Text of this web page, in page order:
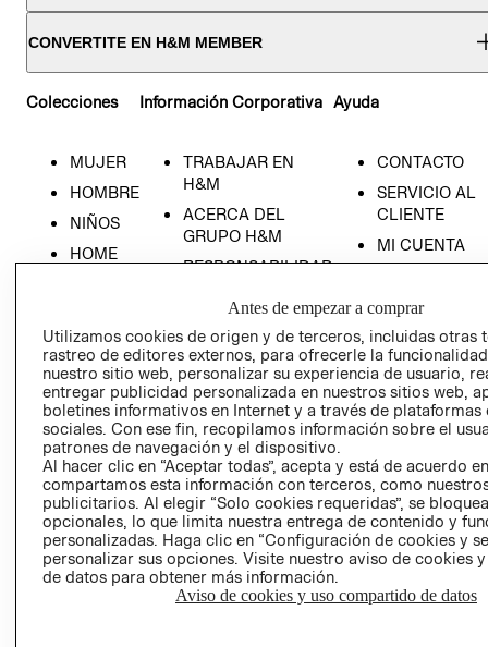
CONVERTITE EN H&M MEMBER
Colecciones
MUJER
HOMBRE
NIÑOS
HOME
Información Corporativa
TRABAJAR EN
H&M
ACERCA DEL
GRUPO H&M
RESPONSABILIDAD
PRENSA
RELACIÓN CON
INVERSIONISTAS
POLÍTICA
EMPRESARIAL
Ayuda
CONTACTO
SERVICIO AL
CLIENTE
MI CUENTA
- RETIRO EN
TIENDA
TÉRMINOS Y
CONDICIONES
PRIVACIDAD
GIFT CARD
AVISO DE
COOKIES
Antes de empezar a comprar
Utilizamos cookies de origen y de terceros, incluidas otras
rastreo de editores externos, para ofrecerle la
nuestro sitio web, personalizar su experiencia de usuario,
entregar publicidad personalizada en nuestros sitios web,
boletines informativos en Internet y a través de plataformas
sociales. Con ese fin, recopilamos información sobre el
patrones de navegación y el dispositivo.
Al hacer clic en “Aceptar todas”, acepta y está de acuerdo
compartamos esta información con terceros, como
publicitarios. Al elegir “Solo cookies requeridas”, se
opcionales, lo que limita nuestra entrega de contenido y
personalizadas. Haga clic en “Configuración de cookies y
personalizar sus opciones. Visite nuestro aviso de cookies
de datos para obtener más información.
Aviso de cookies y uso compartido de datos